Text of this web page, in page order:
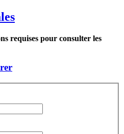
requises pour consulter les